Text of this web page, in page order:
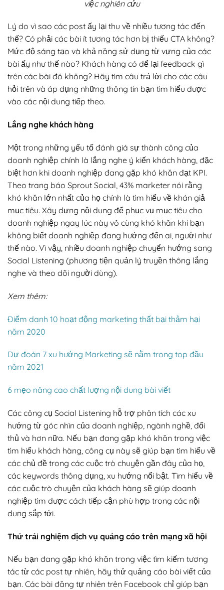
việc nghiên cứu
Lý do vì sao các post ấy lại thu về nhiều tương tác đến
thế? Có phải các bài ít tương tác hơn bị thiếu CTA không?
Mức độ sáng tạo và khả năng sử dụng từ vựng của các
bài ấy như thế nào? Khách hàng có để lại feedback gì
trên các bài đó không? Hãy tìm câu trả lời cho các câu
hỏi trên và áp dụng những thông tin bạn tìm hiểu được
vào các nội dung tiếp theo.
Lắng nghe khách hàng
Một trong những yếu tố đánh giá sự thành công của
doanh nghiệp chính là lắng nghe ý kiến khách hàng, đặc
biệt hơn khi doanh nghiệp đang gặp khó khăn đạt KPI.
Theo trang báo Sprout Social, 43% marketer nói rằng
khó khăn lớn nhất của họ chính là tìm hiểu về khán giả
mục tiêu. Xây dựng nội dung để phục vụ mục tiêu cho
doanh nghiệp ngay lúc này vô cùng khó khăn khi bạn
không biết doanh nghiệp đang hướng đến ai, người như
thế nào. Vì vậy, nhiều doanh nghiệp chuyển hướng sang
Social Listening (phương tiện quản lý truyền thông lắng
nghe và theo dõi người dùng).
Xem thêm:
Điểm danh 10 hoạt động marketing thất bại thảm hại
năm 2020
Dự đoán 7 xu hướng Marketing sẽ nằm trong top đầu
năm 2021
6 mẹo nâng cao chất lượng nội dung bài viết
Các công cụ Social Listening hỗ trợ phân tích các xu
hướng từ góc nhìn của doanh nghiệp, ngành nghề, đối
thủ và hơn nữa. Nếu bạn đang gặp khó khăn trong việc
tìm hiểu khách hàng, công cụ này sẽ giúp bạn tìm hiểu về
các chủ đề trong các cuộc trò chuyện gần đây của họ,
các keywords thông dụng, xu hướng nổi bật. Tìm hiểu về
các cuộc trò chuyện của khách hàng sẽ giúp doanh
nghiệp tìm được cách tiếp cận phù hợp trong các nội
dung sắp tới.
Thử trải nghiệm dịch vụ quảng cáo trên mạng xã hội
Nếu bạn đang gặp khó khăn trong việc tìm kiếm tương
tác từ các post tự nhiên, hãy thử quảng cáo bài viết của
bạn. Các bài đăng tự nhiên trên Facebook chỉ giúp bạn